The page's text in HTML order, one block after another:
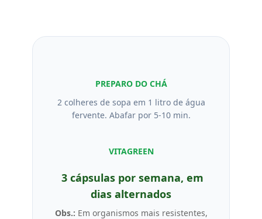
PREPARO DO CHÁ
2 colheres de sopa em 1 litro de água
fervente. Abafar por 5-10 min.
VITAGREEN
3 cápsulas por semana, em
dias alternados
Obs.: Em organismos mais resistentes,